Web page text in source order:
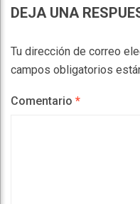
DEJA UNA
Tu dirección de correo
campos obligatorios
Comentario *